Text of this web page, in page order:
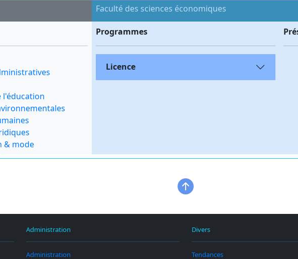
Faculté des sciences économiques
l'éducation
& mode
Programmes
Licence
Administration
Administration
Divers
Tendances